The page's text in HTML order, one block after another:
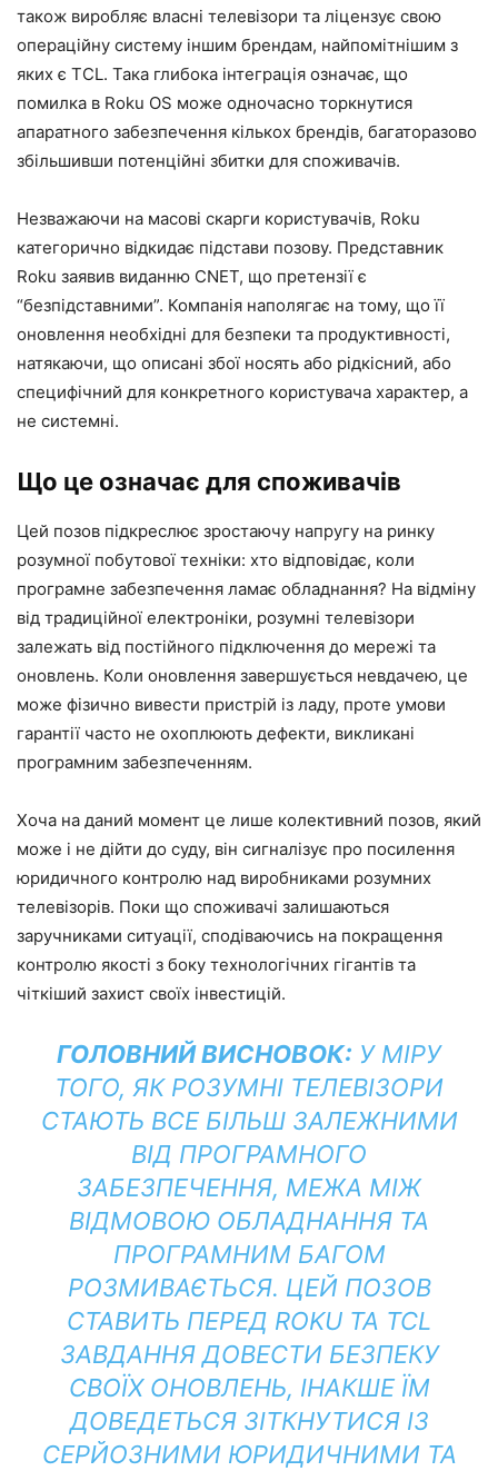
також виробляє власні телевізори та ліцензує свою
операційну систему іншим брендам, найпомітнішим з
яких є TCL. Така глибока інтеграція означає, що
помилка в Roku OS може одночасно торкнутися
апаратного забезпечення кількох брендів, багаторазово
збільшивши потенційні збитки для споживачів.
Незважаючи на масові скарги користувачів, Roku
категорично відкидає підстави позову. Представник
Roku заявив виданню CNET, що претензії є
“безпідставними”. Компанія наполягає на тому, що її
оновлення необхідні для безпеки та продуктивності,
натякаючи, що описані збої носять або рідкісний, або
специфічний для конкретного користувача характер, а
не системні.
Що це означає для споживачів
Цей позов підкреслює зростаючу напругу на ринку
розумної побутової техніки: хто відповідає, коли
програмне забезпечення ламає обладнання? На відміну
від традиційної електроніки, розумні телевізори
залежать від постійного підключення до мережі та
оновлень. Коли оновлення завершується невдачею, це
може фізично вивести пристрій із ладу, проте умови
гарантії часто не охоплюють дефекти, викликані
програмним забезпеченням.
Хоча на даний момент це лише колективний позов, який
може і не дійти до суду, він сигналізує про посилення
юридичного контролю над виробниками розумних
телевізорів. Поки що споживачі залишаються
заручниками ситуації, сподіваючись на покращення
контролю якості з боку технологічних гігантів та
чіткіший захист своїх інвестицій.
ГОЛОВНИЙ ВИСНОВОК: У МІРУ
ТОГО, ЯК РОЗУМНІ ТЕЛЕВІЗОРИ
СТАЮТЬ ВСЕ БІЛЬШ ЗАЛЕЖНИМИ
ВІД ПРОГРАМНОГО
ЗАБЕЗПЕЧЕННЯ, МЕЖА МІЖ
ВІДМОВОЮ ОБЛАДНАННЯ ТА
ПРОГРАМНИМ БАГОМ
РОЗМИВАЄТЬСЯ. ЦЕЙ ПОЗОВ
СТАВИТЬ ПЕРЕД ROKU ТА TCL
ЗАВДАННЯ ДОВЕСТИ БЕЗПЕКУ
СВОЇХ ОНОВЛЕНЬ, ІНАКШЕ ЇМ
ДОВЕДЕТЬСЯ ЗІТКНУТИСЯ ІЗ
СЕРЙОЗНИМИ ЮРИДИЧНИМИ ТА